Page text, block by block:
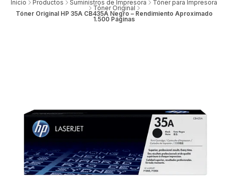
Inicio Productos Suministros de Impresora Tóner para Impresora
Tóner Original
Tóner Original HP 35A CB435A Negro – Rendimiento Aproximado
1.500 Páginas